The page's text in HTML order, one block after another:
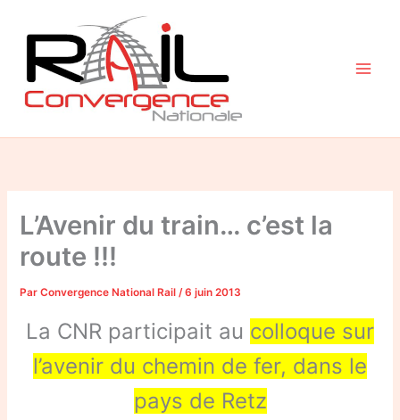
contenu
L’Avenir du train… c’est la
route !!!
ParConvergence National Rail/6 juin 2013
La CNR participait au colloque sur
l’avenir du chemin de fer, dans le
pays de Retz